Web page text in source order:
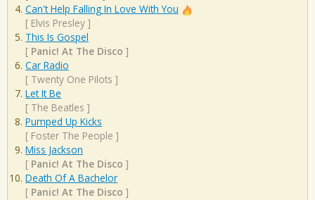
Can't Help Falling In Love With You
[ Elvis Presley ]
This Is Gospel
[ Panic! At The Disco ]
Car Radio
[ Twenty One Pilots ]
Let It Be
[ The Beatles ]
Pumped Up Kicks
[ Foster The People ]
Miss Jackson
[ Panic! At The Disco ]
Death Of A Bachelor
[ Panic! At The Disco ]